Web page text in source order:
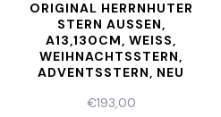
ORIGINAL HERRNHUTER
STERN AUSSEN,
A13,130CM, WEISS, W
EIHNACHTSSTERN, A
DVENTSSTERN, NEU
€193,00